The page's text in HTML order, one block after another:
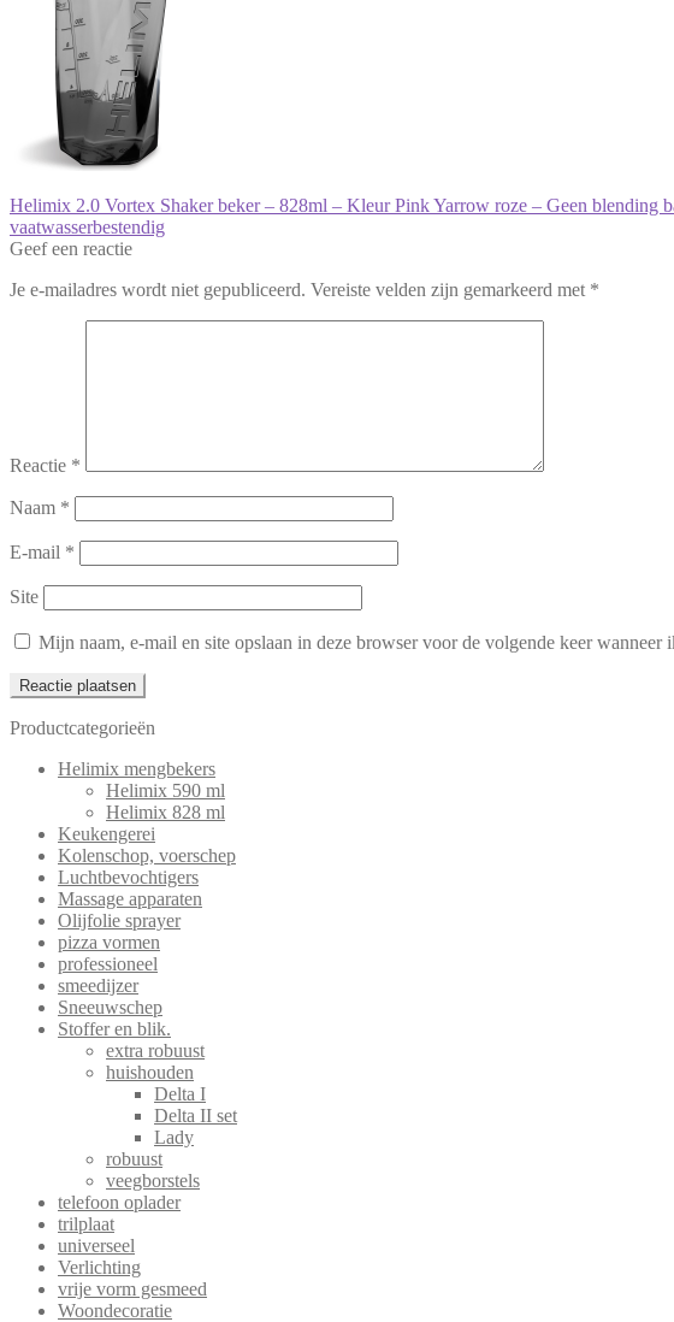
Bericht
navigatie
Vorig
bericht:
Helimix 2.0 Vortex Shaker beker – 828ml – Kleur Pink Yarrow roze – Geen blending
vaatwasserbestendig
Geef een reactie
Je e-mailadres wordt niet gepubliceerd. Vereiste velden zijn gemarkeerd met *
Reactie *
Naam *
E-mail *
Site
Mijn naam, e-mail en site opslaan in deze browser voor de volgende keer wanneer
Productcategorieën
Helimix mengbekers
Helimix 590 ml
Helimix 828 ml
Keukengerei
Kolenschop, voerschep
Luchtbevochtigers
Massage apparaten
Olijfolie sprayer
pizza vormen
professioneel
smeedijzer
Sneeuwschep
Stoffer en blik.
extra robuust
huishouden
Delta I
Delta II set
Lady
robuust
veegborstels
telefoon oplader
trilplaat
universeel
Verlichting
vrije vorm gesmeed
Woondecoratie